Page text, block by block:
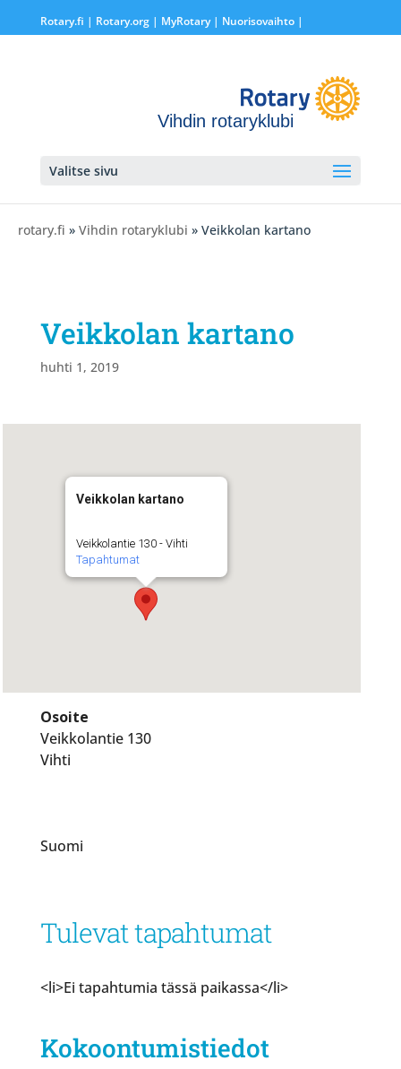
Rotary.fi | Rotary.org| MyRotary | Nuorisovaihto|
Vihdin rotaryklubi
Valitse sivu
rotary.fi » Vihdin rotaryklubi » Veikkolan kartano
Veikkolan kartano
huhti 1, 2019
Veikkolan kartano
Veikkolantie 130 - Vihti
Tapahtumat
Osoite
Veikkolantie 130
Vihti
Suomi
Tulevat tapahtumat
<li>Ei tapahtumia tässä paikassa</li>
Kokoontumistiedot